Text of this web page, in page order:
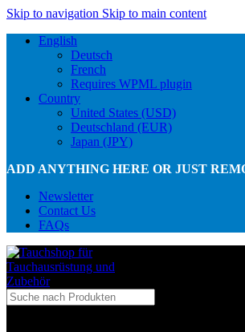
Skip to navigation Skip to main content
English
Deutsch
French
Requires WPML plugin
Country
United States (USD)
Deutschland (EUR)
Japan (JPY)
ADD ANYTHING HERE OR JUST
Newsletter
Contact Us
FAQs